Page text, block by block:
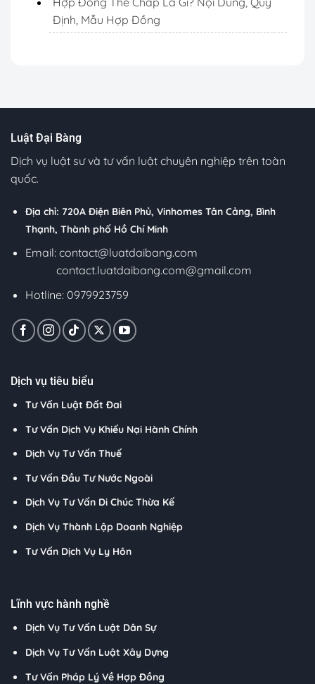
Định, Mẫu Hợp Đồng
Luật Đại Bàng
Dịch vụ luật sư và tư vấn luật chuyên nghiệp trên toàn
quốc.
Địa chỉ: 720A Điện Biên Phủ, Vinhomes Tân Cảng, Bình
Thạnh, Thành phố Hồ Chí Minh
Email: contact@luatdaibang.com
contact.luatdaibang.com@gmail.com
Hotline: 0979923759
Dịch vụ tiêu biểu
Tư Vấn Luật Đất Đai
Tư Vấn Dịch Vụ Khiếu Nại Hành Chính
Dịch Vụ Tư Vấn Thuế
Tư Vấn Đầu Tư Nước Ngoài
Dịch Vụ Tư Vấn Di Chúc Thừa Kế
Dịch Vụ Thành Lập Doanh Nghiệp
Tư Vấn Dịch Vụ Ly Hôn
Lĩnh vực hành nghề
Dịch Vụ Tư Vấn Luật Dân Sự
Dịch Vụ Tư Vấn Luật Xây Dựng
Tư Vấn Pháp Lý Về Hợp Đồng